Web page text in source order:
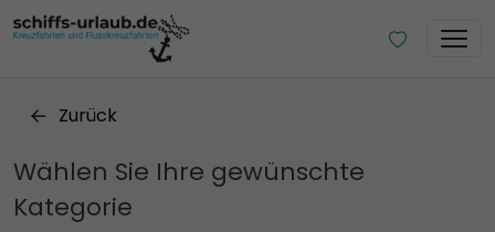
Zurück
Wählen Sie Ihre gewünschte
Kategorie